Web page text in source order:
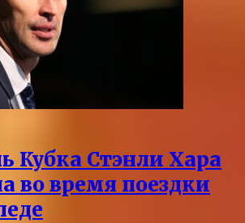
Кубка Стэнли Хара
во время поездки